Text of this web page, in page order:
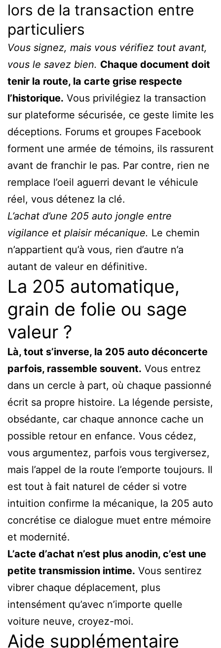
lors de la transaction entre
particuliers
Vous signez, mais vous vérifiez tout avant,
vous le savez bien. Chaque document doit
tenir la route, la carte grise respecte
l’historique. Vous privilégiez la transaction
sur plateforme sécurisée, ce geste limite les
déceptions. Forums et groupes Facebook
forment une armée de témoins, ils rassurent
avant de franchir le pas. Par contre, rien ne
remplace l’oeil aguerri devant le véhicule
réel, vous détenez la clé.
L’achat d’une 205 auto jongle entre
vigilance et plaisir mécanique. Le chemin
n’appartient qu’à vous, rien d’autre n’a
autant de valeur en définitive.
La 205 automatique,
grain de folie ou sage
valeur ?
Là, tout s’inverse, la 205 auto déconcerte
parfois, rassemble souvent. Vous entrez
dans un cercle à part, où chaque passionné
écrit sa propre histoire. La légende persiste,
obsédante, car chaque annonce cache un
possible retour en enfance. Vous cédez,
vous argumentez, parfois vous tergiversez,
mais l’appel de la route l’emporte toujours. Il
est tout à fait naturel de céder si votre
intuition confirme la mécanique, la 205 auto
concrétise ce dialogue muet entre mémoire
et modernité.
L’acte d’achat n’est plus anodin, c’est une
petite transmission intime. Vous sentirez
vibrer chaque déplacement, plus
intensément qu’avec n’importe quelle
voiture neuve, croyez-moi.
Aide supplémentaire